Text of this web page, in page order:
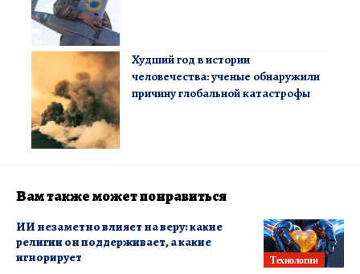
Худший год в истории
человечества: ученые обнаружили
причину глобальной катастрофы
Вам также может понравиться
Технологии
ИИ незаметно влияет на веру: какие
религии он поддерживает, а какие
игнорирует